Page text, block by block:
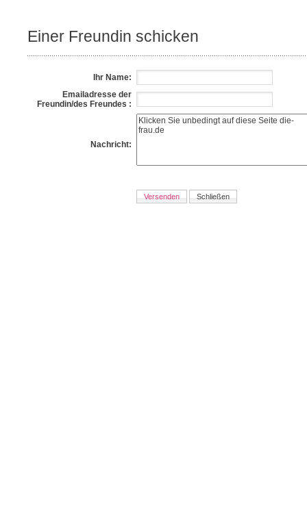
Einer Freundin schicken
Ihr Name:
Emailadresse der
Freundin/des Freundes :
Nachricht: